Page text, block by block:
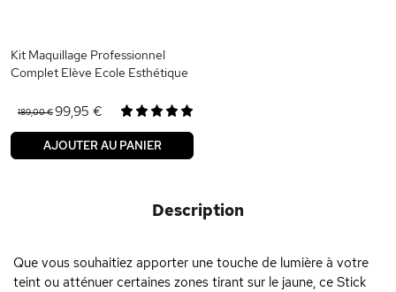
Kit Maquillage Professionnel
Complet Elève Ecole Esthétique
189,00 €99,95 €
AJOUTER AU PANIER
Description
Que vous souhaitiez apporter une touche de lumière à votre
teint ou atténuer certaines zones tirant sur le jaune, ce Stick